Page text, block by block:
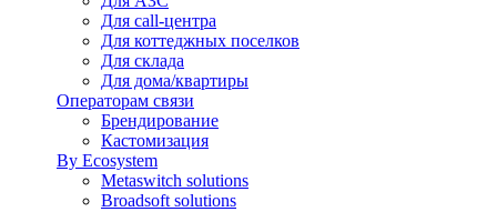
Для call-центра
Для коттеджных поселков
Для склада
Для дома/квартиры
Операторам связи
Брендирование
Кастомизация
By Ecosystem
Metaswitch solutions
Broadsoft solutions